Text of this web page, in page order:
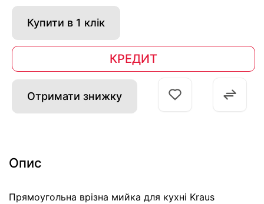
Купити в 1 клік
КРЕДИТ
Отримати знижку
Опис
Прямоугольна врізна мийка для кухні Kraus